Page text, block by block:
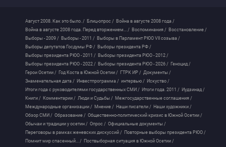
Август 2008. Как это было. / Блиц-опрос / Война в августе 2008 года /
Война в августе 2008 года. Перед вторжением... / Воспоминания / Восстановление /
Выборы - 2009 / Выборы - 2011 / Выборы в Парламент РЮО VII созыва /
Выборы депутатов Госдумы РФ / Выборы президента РФ /
Выборы президента РЮО - 2011 / Выборы президента РЮО - 2012 /
Выборы президента РЮО - 2022 / Выборы президента РЮО - 2026 / Геноцид /
Герои Осетии / Год Коста в Южной Осетии / ГТРК ИР / Документы /
Знаменательная дата / Инвестпрограмма / интервью / Искуство /
Итоги года с руководителями государственных СМИ / Итоги года. 2011 / Иудзинад /
Книги / Комментарии / Люди и Судьбы / Межгосударственные соглашения /
Международные организации / Мнение / Наши писатели / Наши художники /
Обзор СМИ / Образование / Общественно-политический кризис в Южной Осетии /
Обычаи и традиции у осетин / Опрос / Официальные документы /
Переговоры в рамках женевских дискуссий / Повторные выборы президента РЮО /
Помнит мир спасенный... / Поствыборная ситуация в Южной Осетии /